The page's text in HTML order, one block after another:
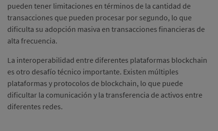
pueden tener limitaciones en términos de la cantidad de
transacciones que pueden procesar por segundo, lo que
dificulta su adopción masiva en transacciones financieras de
alta frecuencia.
La interoperabilidad entre diferentes plataformas blockchain
es otro desafío técnico importante. Existen múltiples
plataformas y protocolos de blockchain, lo que puede
dificultar la comunicación y la transferencia de activos entre
diferentes redes.